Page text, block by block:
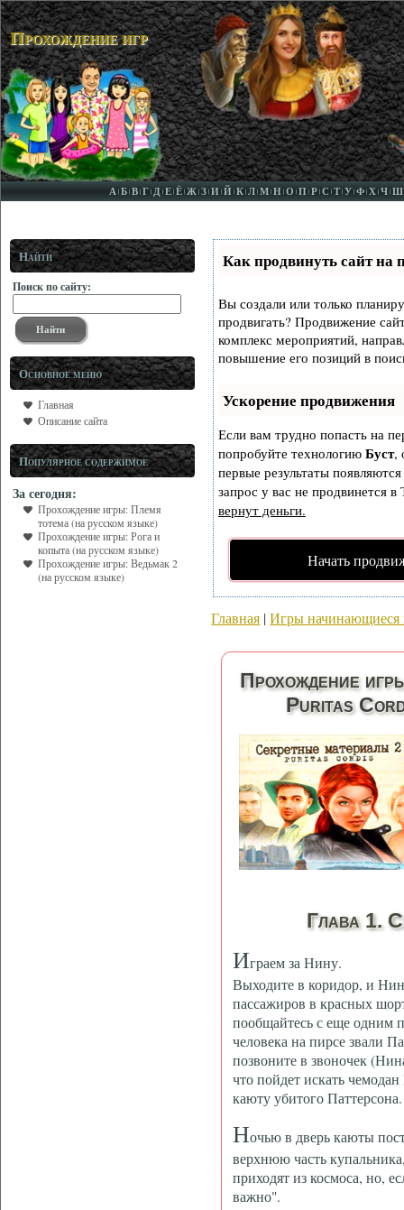
Прохождение игр
А Б В Г Д Е Ё Ж З И Й К Л М Н О П Р С Т У Ф Х Ч Ш
Найти
Поиск по сайту:
Основное меню
Главная
Описание сайта
Популярное содержимое
За сегодня:
Прохождение игры: Племя
тотема (на русском языке)
Прохождение игры: Рога и
копыта (на русском языке)
Прохождение игры: Ведьмак 2
(на русском языке)
Как продвинуть сайт на
Вы создали или только
продвигать? Продвижение
комплекс мероприятий,
повышение его позиций в
Ускорение продвижения
Если вам трудно попасть на
попробуйте технологию Буст,
первые результаты
запрос у вас не продвинется
вернут деньги.
Начать
Главная |Игры начинающиеся
Прохождение
Puritas
Глава 1.
Играем за Нину.
Выходите в коридор, и
пассажиров в красных
пообщайтесь с еще одним
человека на пирсе звали
позвоните в звоночек
что пойдет искать
каюту убитого
Ночью в дверь каюты
верхнюю часть
приходят из космоса, но,
важно".